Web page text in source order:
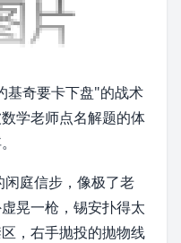
基奇要卡下盘"的战术
学老师点名解题的体
庭信步，像极了老
晃一枪，锡安扑得太
，右手抛投的抛物线